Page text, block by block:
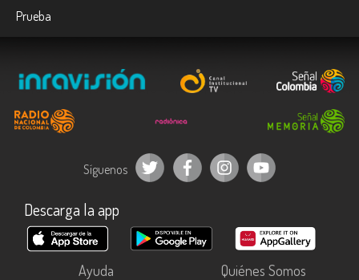
Prueba
Síguenos
Descarga la app
Ayuda
Quiénes Somos